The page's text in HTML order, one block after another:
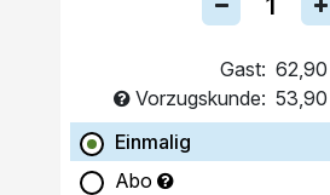
Gast:
Vorzugskunde:
Einmalig
Abo